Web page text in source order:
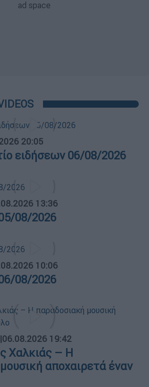
20:05
ειδήσεων 06/08/2026
13:36
08/2026
10:06
08/2026
|06.08.2026 19:42
Χαλκιάς – Η
αποχαιρετά έναν